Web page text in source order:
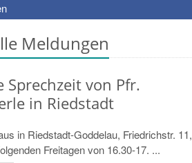
Meldungen
Sprechzeit von Pfr.
in Riedstadt
in Riedstadt-Goddelau, Friedrichstr. 11,
Freitagen von 16.30-17. ...